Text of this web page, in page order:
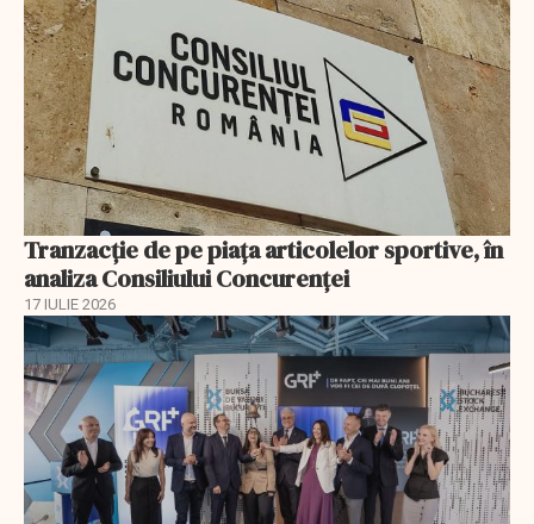
Tranzacție de pe piața articolelor sportive, în
analiza Consiliului Concurenţei
17 IULIE 2026